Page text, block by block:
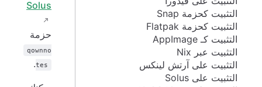
التثبيت كحزمة Snap
التثبيت كحزمة Flatpak
التثبيت كـ AppImage
التثبيت عبر Nix
التثبيت على آرتش لينكس
التثبيت على Solus
Solus
حزمة
qownno
tes
.